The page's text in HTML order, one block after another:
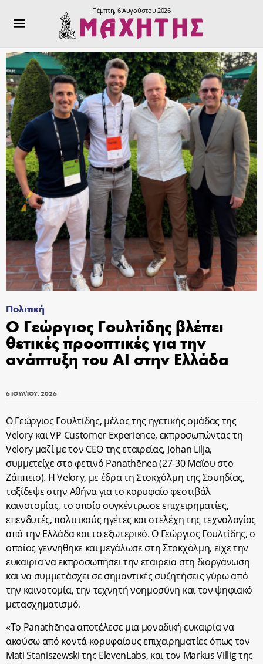
Πέμπτη, 6 Αυγούστου 2026
Πολιτική
Ο Γεώργιος Γουλτίδης βλέπει
θετικές προοπτικές για την
ανάπτυξη του AI στην Ελλάδα
6 ΙΟΥΛΊΟΥ, 2026
Ο Γεώργιος Γουλτίδης, μέλος της ηγετικής ομάδας της
Velory και VP Customer Experience, εκπροσωπώντας τη
Velory μαζί με τον CEO της εταιρείας, Johan Lilja,
συμμετείχε στο φετινό Panathēnea (27-30 Μαΐου στο
Ζάππειο). Η Velory, με έδρα τη Στοκχόλμη της Σουηδίας,
ταξίδεψε στην Αθήνα για το κορυφαίο φεστιβάλ
καινοτομίας, το οποίο συγκέντρωσε επιχειρηματίες,
επενδυτές, πολιτικούς ηγέτες και στελέχη της τεχνολογίας
από την Ελλάδα και το εξωτερικό. Ο Γεώργιος Γουλτίδης, ο
οποίος γεννήθηκε και μεγάλωσε στη Στοκχόλμη, είχε την
ευκαιρία να εκπροσωπήσει την εταιρεία στη διοργάνωση
και να συμμετάσχει σε σημαντικές συζητήσεις γύρω από
την καινοτομία, την τεχνητή νοημοσύνη και τον ψηφιακό
μετασχηματισμό.
«Το Panathēnea αποτέλεσε μια μοναδική ευκαιρία να
ακούσω από κοντά κορυφαίους επιχειρηματίες όπως τον
Mati Staniszewski της ElevenLabs, καιτον Markus Villig της